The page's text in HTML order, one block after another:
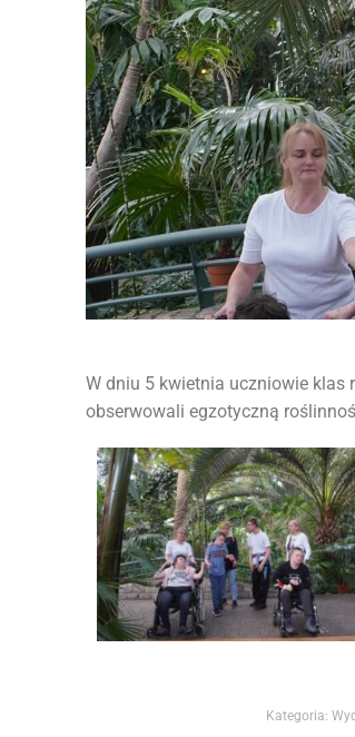
W dniu 5 kwietnia uczniowie klas
obserwowali egzotyczną
Kategoria: